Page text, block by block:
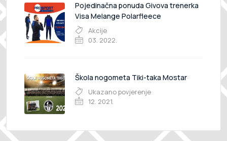
Pojedinačna ponuda Givova trenerka
Visa Melange Polarfleece
Akcije
03. 2022.
Škola nogometa Tiki-taka Mostar
Ukazano povjerenje
12. 2021.